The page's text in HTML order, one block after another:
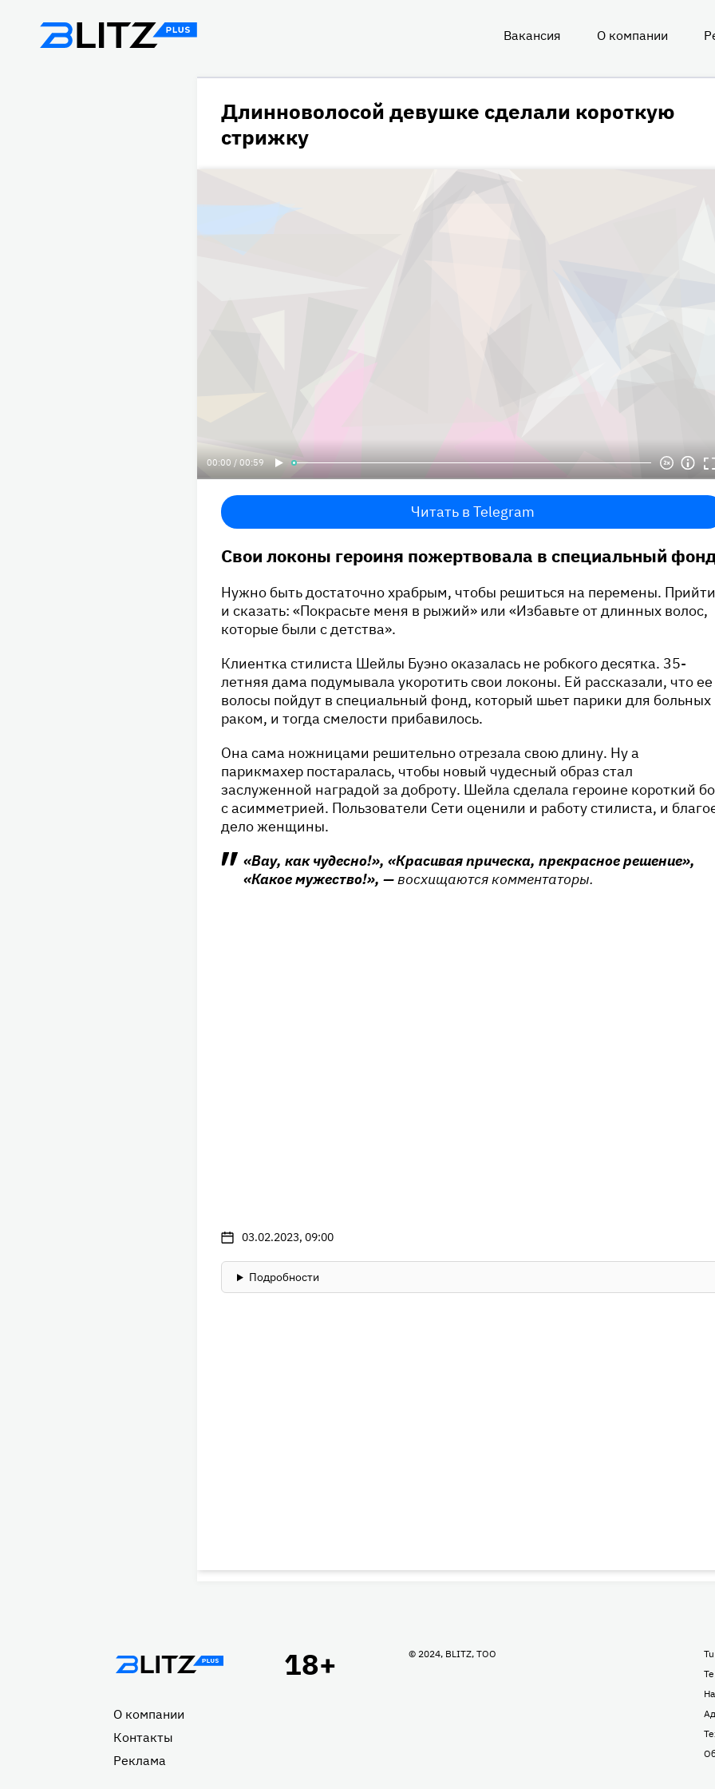
Вакансия О компании
Длинноволосой девушке сделали короткую
стрижку
00:00 / 00:59
Читать в Telegram
Свои локоны героиня пожертвовала в специальный
Нужно быть достаточно храбрым, чтобы решиться на перемены. Прийти
и сказать: «Покрасьте меня в рыжий» или «Избавьте от длинных волос,
которые были с детства».
Клиентка стилиста Шейлы Буэно оказалась не робкого десятка. 35-
летняя дама подумывала укоротить свои локоны. Ей рассказали, что ее
волосы пойдут в специальный фонд, который шьет парики для больных
раком, и тогда смелости прибавилось.
Она сама ножницами решительно отрезала свою длину. Ну а
парикмахер постаралась, чтобы новый чудесный образ стал
заслуженной наградой за доброту. Шейла сделала героине короткий
с асимметрией. Пользователи Сети оценили и работу стилиста, и
дело женщины.
«Вау, как чудесно!», «Красивая прическа, прекрасное решение»,
«Какое мужество!», —восхищаются комментаторы.
03.02.2023, 09:00
Подробности
Подвал
О компании
Контакты
Реклама
© 2024, BLITZ, TOO